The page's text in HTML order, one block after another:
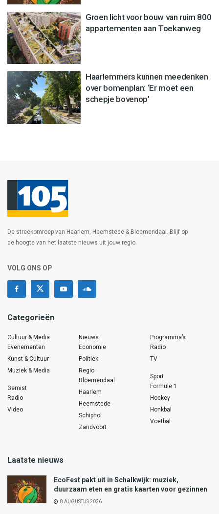
Groen licht voor bouw van ruim 800
appartementen aan Toekanweg
Haarlemmers kunnen meedenken
over bomenplan: ‘Er moet een
schepje bovenop’
De streekomroep van Haarlem, Heemstede & Bloemendaal. Blijf op
de hoogte van het laatste nieuws uit jouw regio.
VOLG ONS OP
Categorieën
Cultuur & Media
Evenementen
Kunst & Cultuur
Muziek & Media
Gemist
Radio
Video
Nieuws
Economie
Politiek
Regio
Bloemendaal
Haarlem
Heemstede
Schiphol
Zandvoort
Programma’s
Radio
TV
Sport
Formule 1
Hockey
Honkbal
Voetbal
Laatste nieuws
EcoFest pakt uit in Schalkwijk: muziek,
duurzaam eten en gratis kaarten voor gezinnen
8 AUGUSTUS 2026